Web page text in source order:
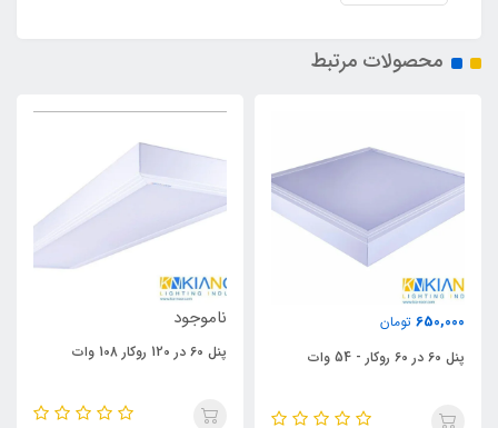
محصولات مرتبط
650,000 تومان
پنل 60 در 60 روکار - 54 وات
ناموجود
پنل 60 در 120 روکار 108 وات